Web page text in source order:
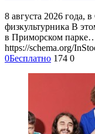
8 августа 2026 года,
физкультурника В
в Приморском
https://schema.org/
0Бесплатно 174 0